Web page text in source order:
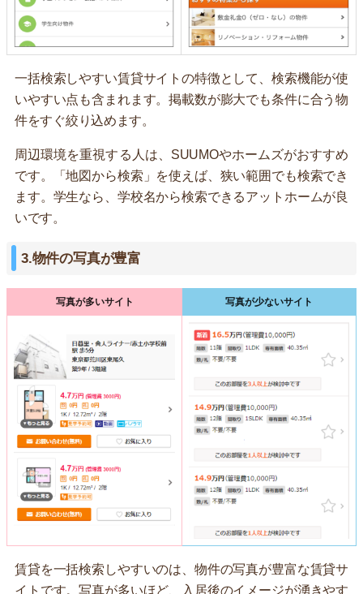
一括検索しやすい賃貸サイトの特徴として、検索機能が使
いやすい点も含まれます。掲載数が膨大でも条件に合う物
件をすぐ絞り込めます。
周辺環境を重視する人は、SUUMOやホームズがおすすめ
です。「地図から検索」を使えば、狭い範囲でも検索でき
ます。学生なら、学校名から検索できるアットホームが良
いです。
3.物件の写真が豊富
写真が多いサイト 写真が少ないサイト
賃貸を一括検索しやすいのは、物件の写真が豊富な賃貸サ
イトです。写真が多いほど、入居後のイメージが湧きやす